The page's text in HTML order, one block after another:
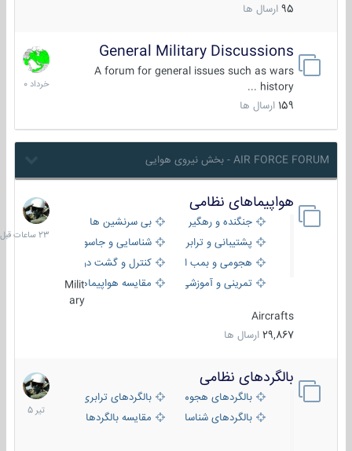
95 ارسال ها
General Military Discussions
A forum for general issues such as wars
history ...
159 ارسال ها
10
خرداد
1400
AIR FORCE FORUM - بخش نیروی هوایی
هواپیماهای نظامی
جنگنده و رهگیر
بی سرنشین ها
پشتیبانی و ترابری
شناسایی و جاسوسی
هجومی و بمب افکن
کنترل و گشت دریایی
تمرینی و آموزشی
مقایسه هواپیماهاMilit
ary
Aircrafts
29,867 ارسال ها
23
ساعات
قبل
بالگردهای نظامی
بالگردهای هجومی
بالگردهای ترابری
بالگردهای شناسایی
مقایسه بالگردها
22
تیر
1405